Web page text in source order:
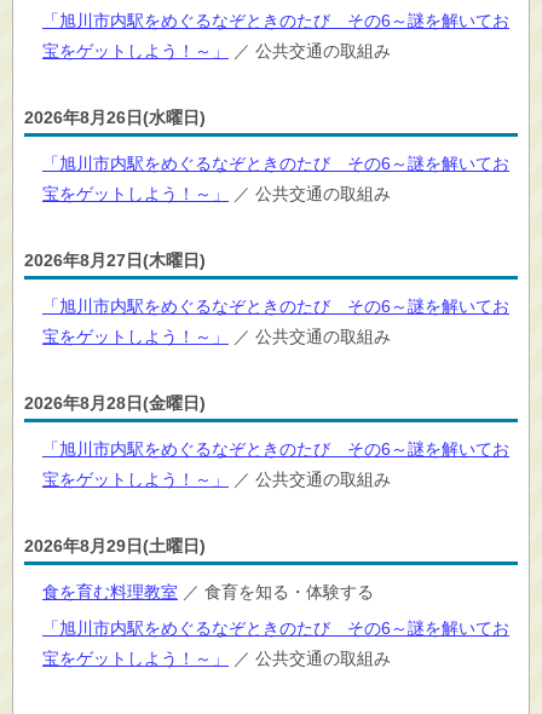
「旭川市内駅をめぐるなぞときのたび その6～謎を解いてお
宝をゲットしよう！～」
／ 公共交通の取組み
2026年8月26日(水曜日)
「旭川市内駅をめぐるなぞときのたび その6～謎を解いてお
宝をゲットしよう！～」
／ 公共交通の取組み
2026年8月27日(木曜日)
「旭川市内駅をめぐるなぞときのたび その6～謎を解いてお
宝をゲットしよう！～」
／ 公共交通の取組み
2026年8月28日(金曜日)
「旭川市内駅をめぐるなぞときのたび その6～謎を解いてお
宝をゲットしよう！～」
／ 公共交通の取組み
2026年8月29日(土曜日)
食を育む料理教室 ／ 食育を知る・体験する
「旭川市内駅をめぐるなぞときのたび その6～謎を解いてお
宝をゲットしよう！～」
／ 公共交通の取組み